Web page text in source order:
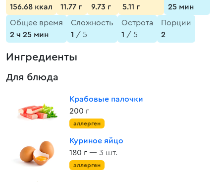
156.68 ккал
11.77 г
9.73 г
5.11 г
25 мин
Общее время
2 ч 25 мин
Сложность
1 / 5
Острота
1 / 5
Порции
2
Ингредиенты
Для блюда
Крабовые палочки
200 г
аллерген
Куриное яйцо
180 г — 3 шт.
аллерген